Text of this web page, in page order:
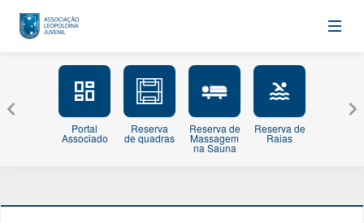
Portal
Associado
Reserva
de quadras
Reserva de
Massagem
na Sauna
Reserva de
Raias